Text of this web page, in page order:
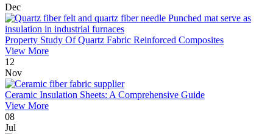
Dec
Property Study Of Quartz Fabric Reinforced Composites
View More
12
Nov
Ceramic Insulation Sheets: A Comprehensive Guide
View More
08
Jul